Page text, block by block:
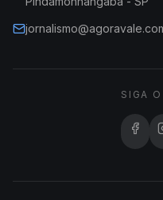
SIGA O